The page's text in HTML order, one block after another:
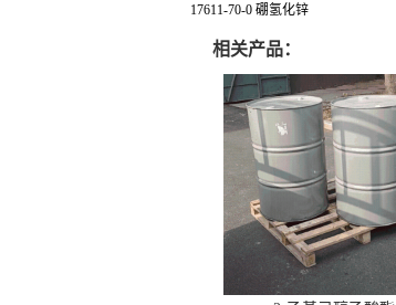
17611-70-0 硼氢化锌
相关产品：